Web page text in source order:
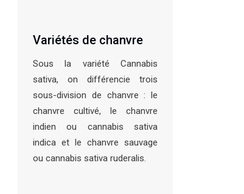
Variétés de chanvre
Sous la variété Cannabis
sativa, on différencie trois
sous-division de chanvre : le
chanvre cultivé, le chanvre
indien ou cannabis sativa
indica et le chanvre sauvage
ou cannabis sativa ruderalis.